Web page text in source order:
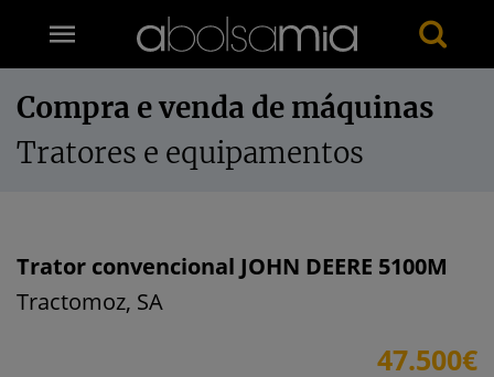
Compra e venda de máquinas
Tratores e equipamentos
Trator convencional JOHN DEERE 5100M
Tractomoz, SA
47.500€